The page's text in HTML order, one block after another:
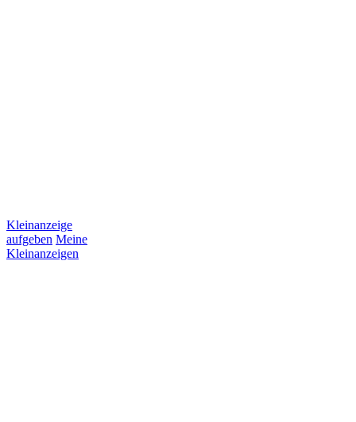
Kleinanzeige
aufgeben Meine
Kleinanzeigen